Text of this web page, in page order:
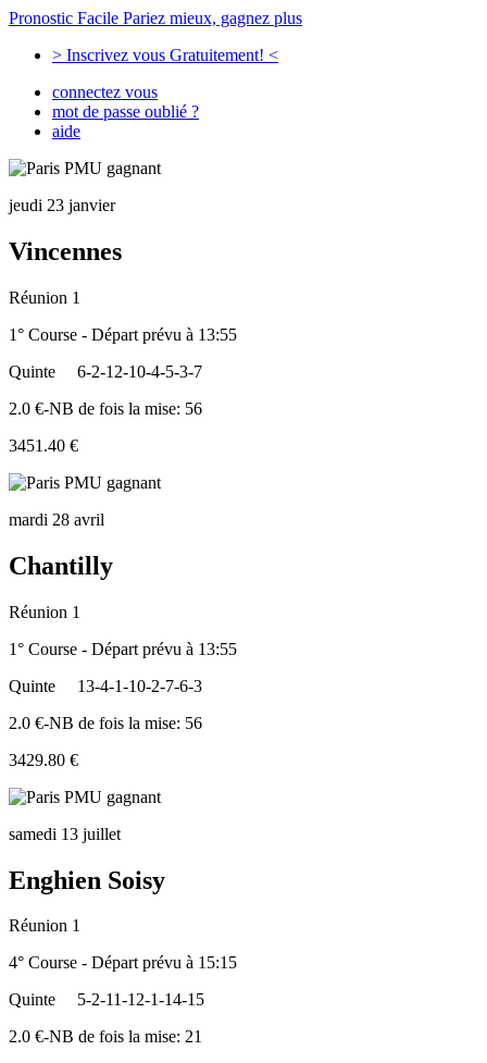
Pronostic Facile Pariez mieux, gagnez plus
> Inscrivez vous Gratuitement! <
connectez vous
mot de passe oublié ?
aide
jeudi 23 janvier
Vincennes
Réunion 1
1° Course - Départ prévu à 13:55
Quinte
6-2-12-10-4-5-3-7
2.0 €-NB de fois la mise: 56
3451.40 €
mardi 28 avril
Chantilly
Réunion 1
1° Course - Départ prévu à 13:55
Quinte
13-4-1-10-2-7-6-3
2.0 €-NB de fois la mise: 56
3429.80 €
samedi 13 juillet
Enghien Soisy
Réunion 1
4° Course - Départ prévu à 15:15
Quinte
5-2-11-12-1-14-15
2.0 €-NB de fois la mise: 21